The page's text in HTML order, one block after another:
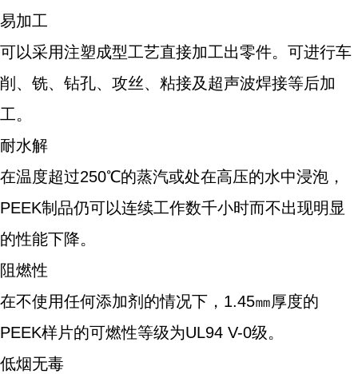
易加工
可以采用注塑成型工艺直接加工出零件。可进行车
削、铣、钻孔、攻丝、粘接及超声波焊接等后加
工。
耐水解
在温度超过250℃的蒸汽或处在高压的水中浸泡，
PEEK制品仍可以连续工作数千小时而不出现明显
的性能下降。
阻燃性
在不使用任何添加剂的情况下，1.45㎜厚度的
PEEK样片的可燃性等级为UL94 V-0级。
低烟无毒